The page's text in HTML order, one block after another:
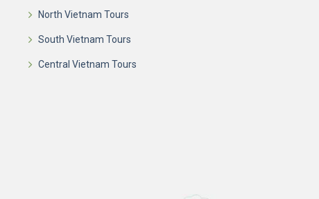
North Vietnam Tours
South Vietnam Tours
Central Vietnam Tours